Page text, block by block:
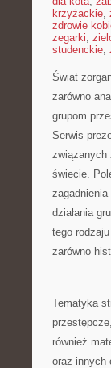
krzyżackie,
zdrowie
zegarki,
studenckie,
Świat
zarówno
grupom
Serwis
związanych
świecie.
działania
tego
zarówno
Tematyka
również
oraz innych